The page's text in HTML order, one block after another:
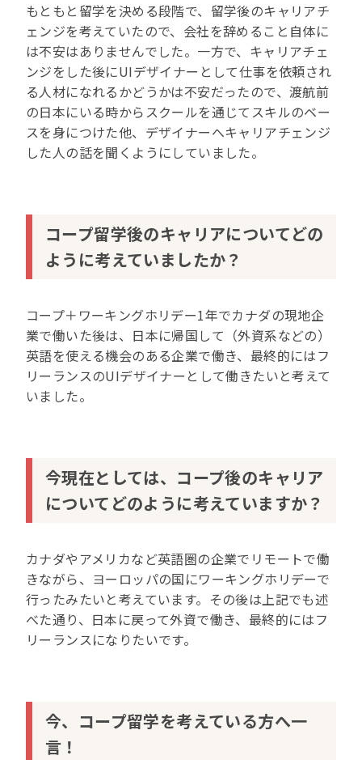
もともと留学を決める段階で、留学後のキャリアチ
ェンジを考えていたので、会社を辞めること自体に
は不安はありませんでした。一方で、キャリアチェ
ンジをした後にUIデザイナーとして仕事を依頼され
る人材になれるかどうかは不安だったので、渡航前
の日本にいる時からスクールを通じてスキルのベー
スを身につけた他、デザイナーへキャリアチェンジ
した人の話を聞くようにしていました。
コープ留学後のキャリアについてどの
ように考えていましたか？
コープ＋ワーキングホリデー1年でカナダの現地企
業で働いた後は、日本に帰国して（外資系などの）
英語を使える機会のある企業で働き、最終的にはフ
リーランスのUIデザイナーとして働きたいと考えて
いました。
今現在としては、コープ後のキャリア
についてどのように考えていますか？
カナダやアメリカなど英語圏の企業でリモートで働
きながら、ヨーロッパの国にワーキングホリデーで
行ったみたいと考えています。その後は上記でも述
べた通り、日本に戻って外資で働き、最終的にはフ
リーランスになりたいです。
今、コープ留学を考えている方へ一
言！